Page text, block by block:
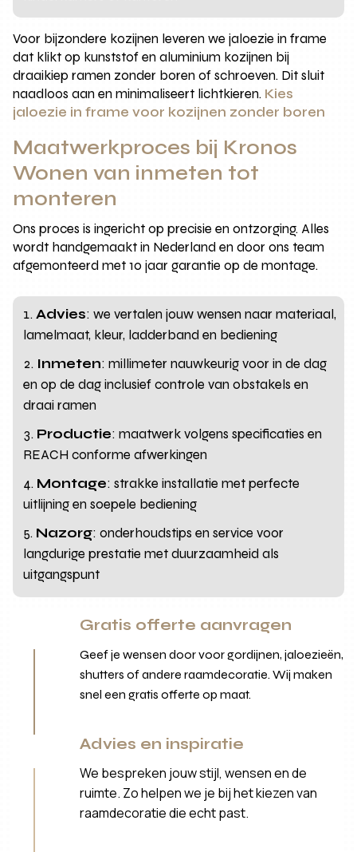
Voor bijzondere kozijnen leveren we jaloezie in frame
dat klikt op kunststof en aluminium kozijnen bij
draaikiep ramen zonder boren of schroeven. Dit sluit
naadloos aan en minimaliseert lichtkieren. Kies
jaloezie in frame voor kozijnen zonder boren
Maatwerkproces bij Kronos
Wonen van inmeten tot
monteren
Ons proces is ingericht op precisie en ontzorging. Alles
wordt handgemaakt in Nederland en door ons team
afgemonteerd met 10 jaar garantie op de montage.
Advies: we vertalen jouw wensen naar materiaal,
lamelmaat, kleur, ladderband en bediening
Inmeten: millimeter nauwkeurig voor in de dag
en op de dag inclusief controle van obstakels en
draai ramen
Productie: maatwerk volgens specificaties en
REACH conforme afwerkingen
Montage: strakke installatie met perfecte
uitlijning en soepele bediening
Nazorg: onderhoudstips en service voor
langdurige prestatie met duurzaamheid als
uitgangspunt
Gratis offerte aanvragen
Geef je wensen door voor gordijnen, jaloezieën,
shutters of andere raamdecoratie. Wij maken
snel een gratis offerte op maat.
Advies en inspiratie
We bespreken jouw stijl, wensen en de
ruimte. Zo helpen we je bij het kiezen van
raamdecoratie die echt past.